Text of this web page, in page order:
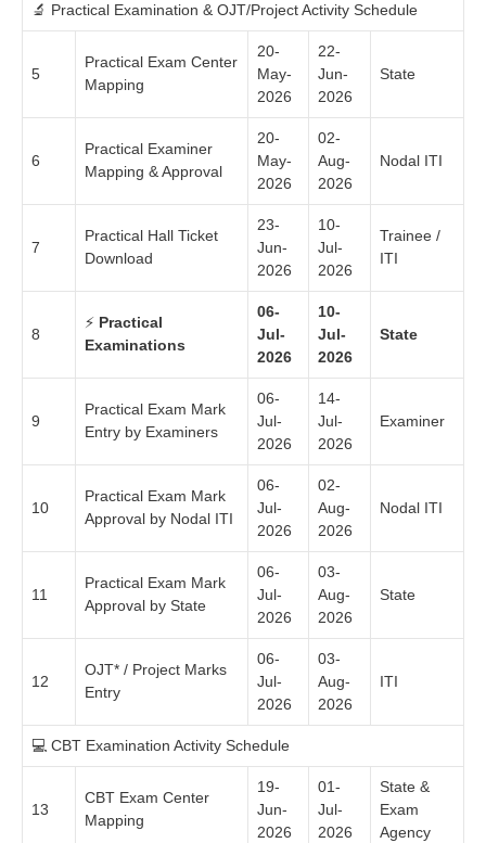
🔬 Practical Examination & OJT/Project Activity Schedule
5
Practical Exam Center
Mapping
20-
May-
2026
22-
Jun-
2026
State
6
Practical Examiner
Mapping & Approval
20-
May-
2026
02-
Aug-
2026
Nodal ITI
7
Practical Hall Ticket
Download
23-
Jun-
2026
10-
Jul-
2026
Trainee /
ITI
8
⚡ Practical
Examinations
06-
Jul-
2026
10-
Jul-
2026
State
9
Practical Exam Mark
Entry by Examiners
06-
Jul-
2026
14-
Jul-
2026
Examiner
10
Practical Exam Mark
Approval by Nodal ITI
06-
Jul-
2026
02-
Aug-
2026
Nodal ITI
11
Practical Exam Mark
Approval by State
06-
Jul-
2026
03-
Aug-
2026
State
12
OJT* / Project Marks
Entry
06-
Jul-
2026
03-
Aug-
2026
ITI
💻 CBT Examination Activity Schedule
13
CBT Exam Center
Mapping
19-
Jun-
2026
01-
Jul-
2026
State &
Exam
Agency